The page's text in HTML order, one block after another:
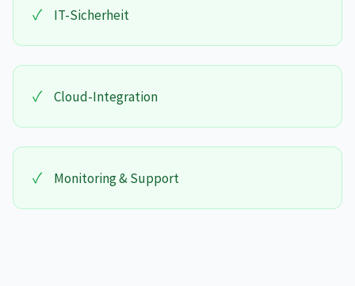
✓ IT-Sicherheit
✓ Cloud-Integration
✓ Monitoring & Support